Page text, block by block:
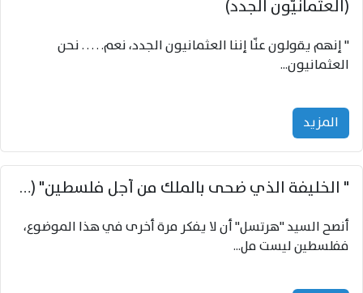
(العثمانيّون الجدد)
" إنهم يقولون عنّا إننا العثمانيون الجدد، نعم. . . . . نحن
العثمانيون...
المزید
" الخليفة الذي ضحى بالمُلك من أجل فلسطين" (عبد الحميد الثاني)
أنصح السيد "هرتسل" أن لا يفكر مرة أخرى في هذا الموضوع،
ففلسطين ليست مل...